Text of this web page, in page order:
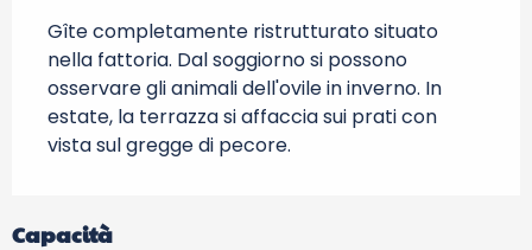
Gîte completamente ristrutturato situato
nella fattoria. Dal soggiorno si possono
osservare gli animali dell'ovile in inverno. In
estate, la terrazza si affaccia sui prati con
vista sul gregge di pecore.
Capacità